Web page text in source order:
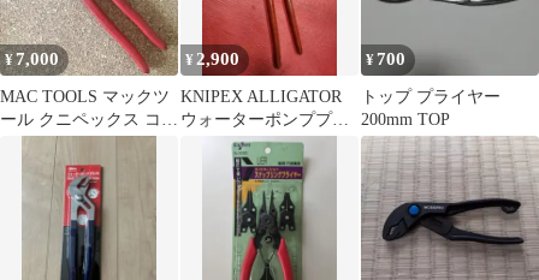
¥7,000
MAC TOOLS マックツ
ール クニペックス コブ
¥2,900
KNIPEX ALLIGATOR
ウォーターポンププラ
イヤー 300ｍｍ
¥700
トップ プライヤー
200mm TOP